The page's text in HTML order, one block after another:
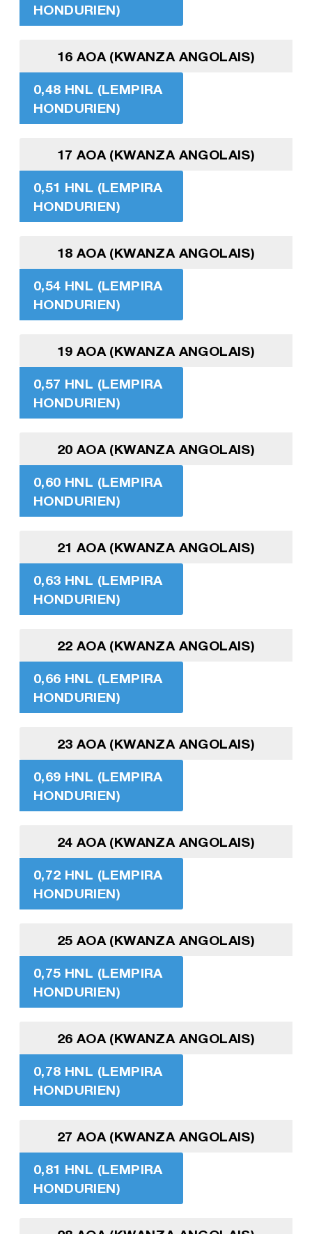
HONDURIEN)
16 AOA (KWANZA ANGOLAIS)
0,48 HNL (LEMPIRA
HONDURIEN)
17 AOA (KWANZA ANGOLAIS)
0,51 HNL (LEMPIRA
HONDURIEN)
18 AOA (KWANZA ANGOLAIS)
0,54 HNL (LEMPIRA
HONDURIEN)
19 AOA (KWANZA ANGOLAIS)
0,57 HNL (LEMPIRA
HONDURIEN)
20 AOA (KWANZA ANGOLAIS)
0,60 HNL (LEMPIRA
HONDURIEN)
21 AOA (KWANZA ANGOLAIS)
0,63 HNL (LEMPIRA
HONDURIEN)
22 AOA (KWANZA ANGOLAIS)
0,66 HNL (LEMPIRA
HONDURIEN)
23 AOA (KWANZA ANGOLAIS)
0,69 HNL (LEMPIRA
HONDURIEN)
24 AOA (KWANZA ANGOLAIS)
0,72 HNL (LEMPIRA
HONDURIEN)
25 AOA (KWANZA ANGOLAIS)
0,75 HNL (LEMPIRA
HONDURIEN)
26 AOA (KWANZA ANGOLAIS)
0,78 HNL (LEMPIRA
HONDURIEN)
27 AOA (KWANZA ANGOLAIS)
0,81 HNL (LEMPIRA
HONDURIEN)